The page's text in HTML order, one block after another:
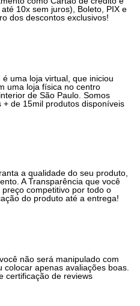
10x sem juros), Boleto, PIX e
dos descontos exclusivos!
uma loja virtual, que iniciou
uma loja física no centro
de São Paulo. Somos
de 15mil produtos disponíveis
a qualidade do seu produto,
A Transparência que você
competitivo por todo o
do produto até a entrega!
não será manipulado com
apenas avaliações boas.
certificação de reviews